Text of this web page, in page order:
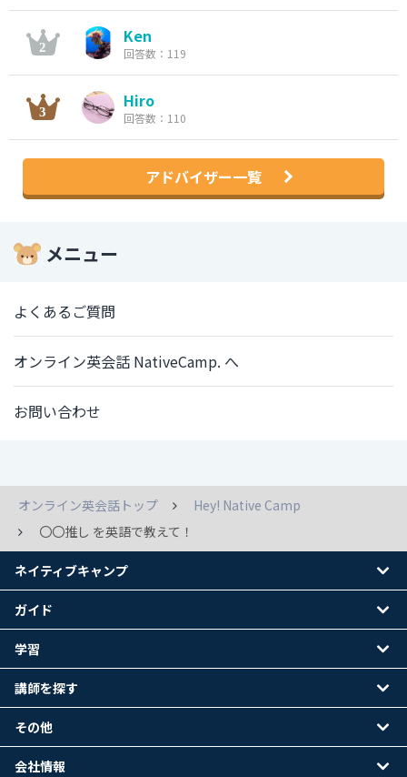
Ken
回答数：119
Hiro
回答数：110
アドバイザー一覧
メニュー
よくあるご質問
オンライン英会話 NativeCamp. へ
お問い合わせ
オンライン英会話トップ
Hey! Native Camp
〇〇推し を英語で教えて！
ネイティブキャンプ
ガイド
学習
講師を探す
その他
会社情報